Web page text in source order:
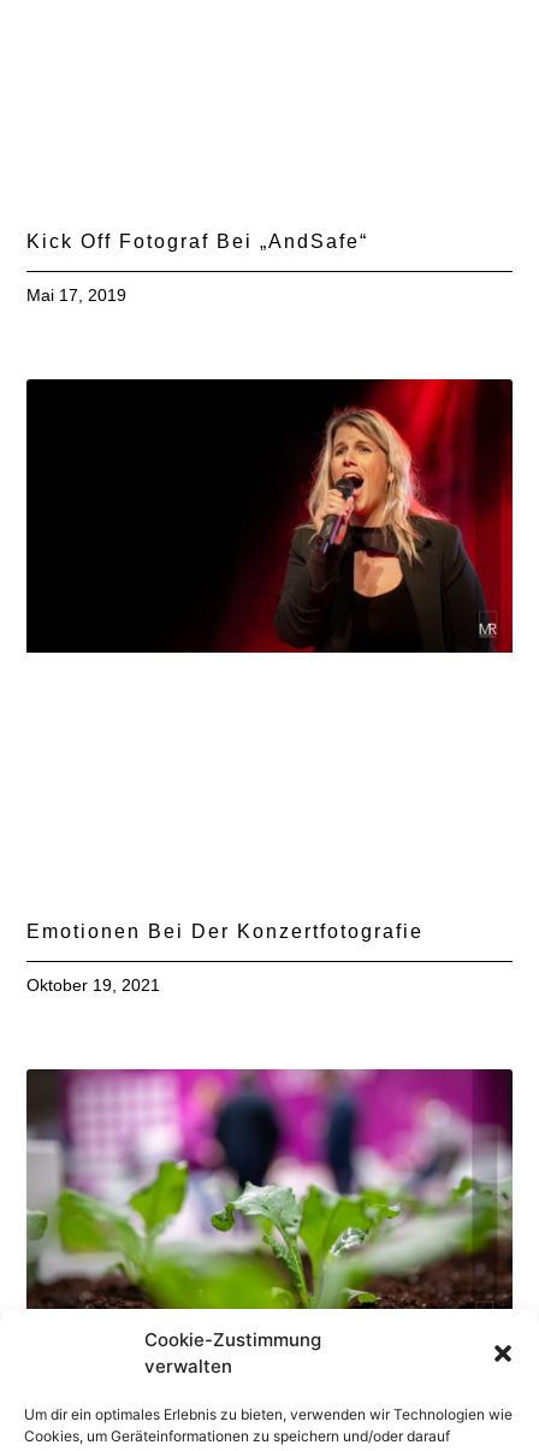
Cookie-Zustimmung
verwalten
Um dir ein optimales Erlebnis zu bieten, verwenden wir Technologien wie
Cookies, um Geräteinformationen zu speichern und/oder darauf
Kick Off Fotograf Bei „AndSafe“
Mai 17, 2019
Emotionen Bei Der Konzertfotografie
Oktober 19, 2021